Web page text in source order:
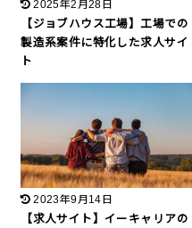
2025年2月28日
【ジョブハウス工場】工場での
製造系案件に特化した求人サイ
ト
2023年9月14日
【求人サイト】イーキャリアの